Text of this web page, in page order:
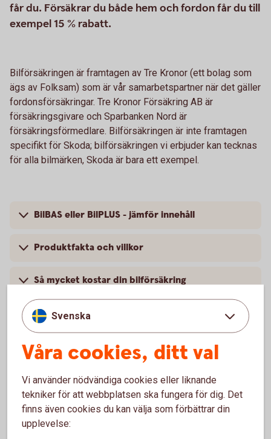
får du. Försäkrar du både hem och fordon får du till
exempel 15 % rabatt.
Bilförsäkringen är framtagen av Tre Kronor (ett bolag som
ägs av Folksam) som är vår samarbetspartner när det gäller
fordonsförsäkringar. Tre Kronor Försäkring AB är
försäkringsgivare och Sparbanken Nord är
försäkringsförmedlare. Bilförsäkringen är inte framtagen
specifikt för Skoda; bilförsäkringen vi erbjuder kan tecknas
för alla bilmärken, Skoda är bara ett exempel.
BilBAS eller BilPLUS - jämför innehåll
Produktfakta och villkor
Så mycket kostar din bilförsäkring
Vanliga frågor om att försäkra
Skoda
Trafik, hel och halv – vad är det för skillnad på
försäkringarna?
Svenska
Våra cookies, ditt val
Vi använder nödvändiga cookies eller liknande
tekniker för att webbplatsen ska fungera för dig. Det
finns även cookies du kan välja som förbättrar din
upplevelse: